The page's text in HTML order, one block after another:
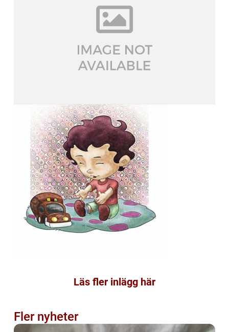
Läs fler inlägg här
Fler nyheter